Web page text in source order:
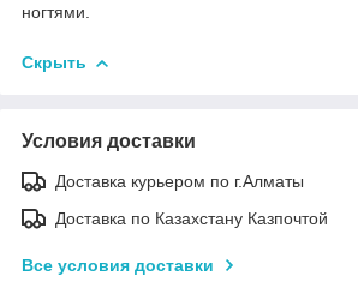
ногтями.
Скрыть
Условия доставки
Доставка курьером по г.Алматы
Доставка по Казахстану Казпочтой
Все условия доставки